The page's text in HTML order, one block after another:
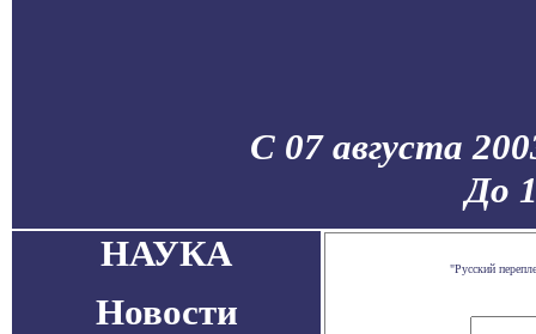
С 07 августа
До
НАУКА
Новости
"Русский